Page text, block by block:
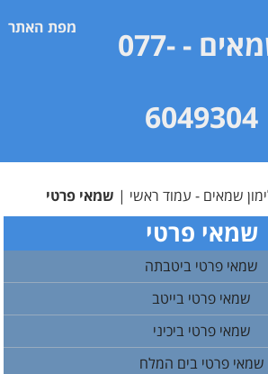
מפת האתר
- 077-
6049304
שמאים - עמוד ראשי | שמאי פרטי
שמאי פרטי
שמאי פרטי ביטבתה
שמאי פרטי בייטב
שמאי פרטי ביכיני
שמאי פרטי בים המלח